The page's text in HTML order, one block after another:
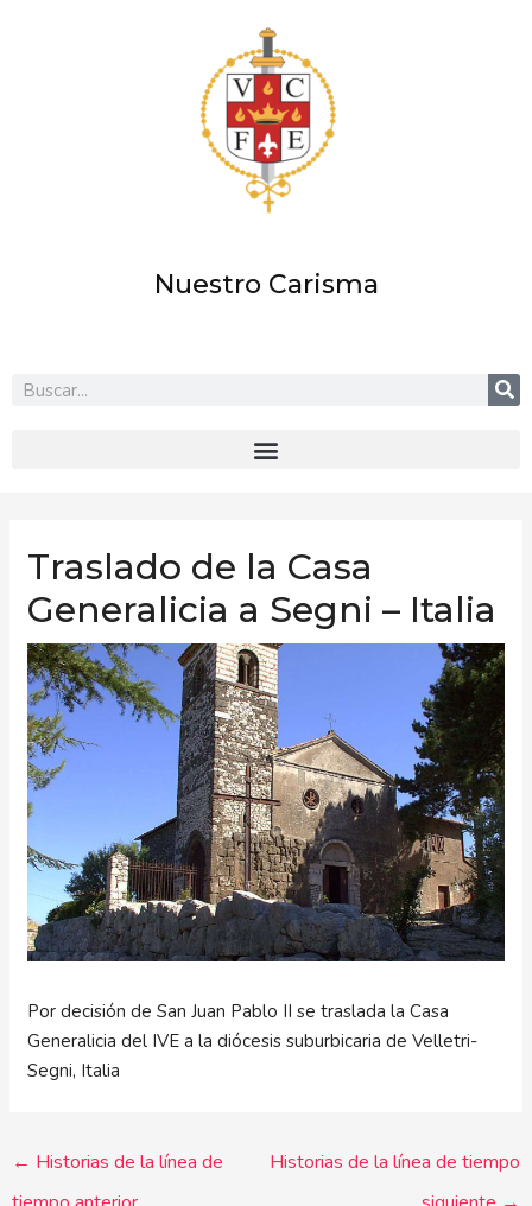
Nuestro Carisma
Traslado de la Casa
Generalicia a Segni – Italia
Por decisión de San Juan Pablo II se traslada la Casa
Generalicia del IVE a la diócesis suburbicaria de Velletri-
Segni, Italia
← Historias de la línea de
Historias de la línea de tiempo